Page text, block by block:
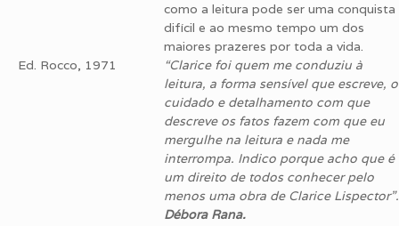
como a leitura pode ser uma conquista
difícil e ao mesmo tempo um dos
maiores prazeres por toda a vida.
Ed. Rocco, 1971
“Clarice foi quem me conduziu à
leitura, a forma sensível que escreve, o
cuidado e detalhamento com que
descreve os fatos fazem com que eu
mergulhe na leitura e nada me
interrompa. Indico porque acho que é
um direito de todos conhecer pelo
menos uma obra de Clarice Lispector”.
Débora Rana.